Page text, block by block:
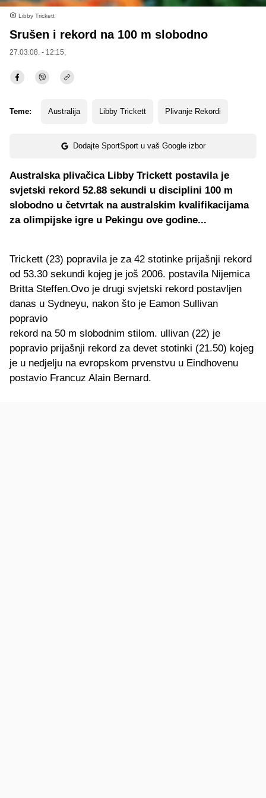
Libby Trickett
Srušen i rekord na 100 m slobodno
27.03.08. - 12:15,
Teme: Australija Libby Trickett Plivanje Rekordi
Dodajte SportSport u vaš Google izbor
Australska plivačica Libby Trickett postavila je
svjetski rekord 52.88 sekundi u disciplini 100 m
slobodno u četvrtak na australskim kvalifikacijama
za olimpijske igre u Pekingu ove godine...
Trickett (23) popravila je za 42 stotinke prijašnji rekord
od 53.30 sekundi kojeg je još 2006. postavila Nijemica
Britta Steffen.Ovo je drugi svjetski rekord postavljen
danas u Sydneyu, nakon što je Eamon Sullivan
popravio
rekord na 50 m slobodnim stilom. ullivan (22) je
popravio prijašnji rekord za devet stotinki (21.50) kojeg
je u nedjelju na evropskom prvenstvu u Eindhovenu
postavio Francuz Alain Bernard.